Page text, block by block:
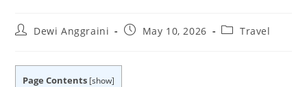
PostDewi Anggraini
PostMay 10, 2026
PostTravel
Page Contents [show]